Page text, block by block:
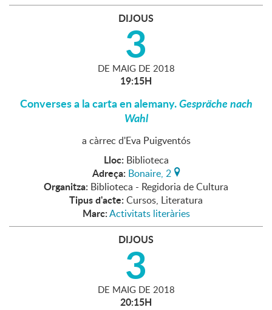
DIJOUS
3
DE MAIG DE 2018
19:15H
Converses a la carta en alemany.Gespräche nach
Wahl
a càrrec d'Eva Puigventós
Lloc: Biblioteca
Adreça: Bonaire, 2
Organitza: Biblioteca - Regidoria de Cultura
Tipus d'acte: Cursos, Literatura
Marc:Activitats literàries
DIJOUS
3
DE MAIG DE 2018
20:15H